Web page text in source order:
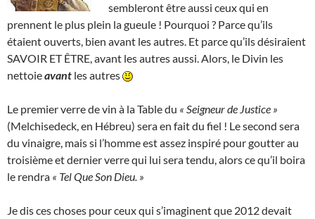
sembleront être aussi ceux qui en
prennent le plus plein la gueule ! Pourquoi ? Parce qu’ils
étaient ouverts, bien avant les autres. Et parce qu’ils désiraient
SAVOIR ET ÊTRE, avant les autres aussi. Alors, le Divin les
nettoieavant les autres
Le premier verre de vin à la Table du « Seigneur de Justice »
(Melchisedeck, en Hébreu) sera en fait du fiel ! Le second sera
du vinaigre, mais si l’homme est assez inspiré pour goutter au
troisième et dernier verre qui lui sera tendu, alors ce qu’il boira
le rendra « Tel Que Son Dieu. »
Je dis ces choses pour ceux qui s’imaginent que 2012 devait